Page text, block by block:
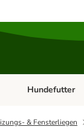
Katzenfutter
Kategorie-
Hundefutter
& Fensterliegen